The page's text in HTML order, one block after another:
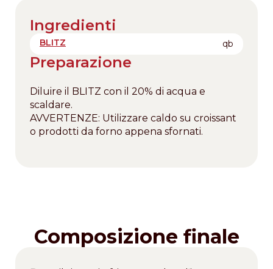
Ingredienti
BLITZ qb
Preparazione
Diluire il BLITZ con il 20% di acqua e
scaldare.
AVVERTENZE: Utilizzare caldo su croissant
o prodotti da forno appena sfornati.
Composizione finale